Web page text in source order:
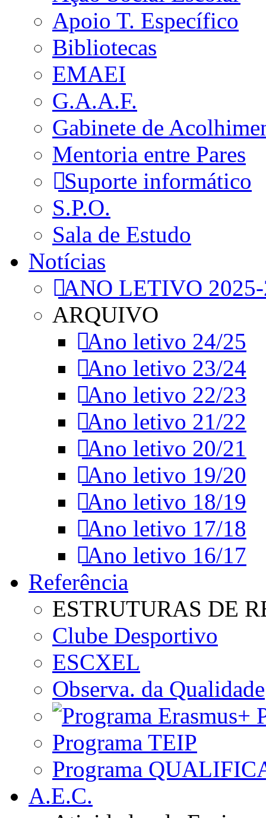
Apoio T. Específico
Bibliotecas
EMAEI
G.A.A.F.
Gabinete de
Mentoria entre Pares
Suporte informático
S.P.O.
Sala de Estudo
Notícias
ANO LETIVO
ARQUIVO
Ano letivo 24/25
Ano letivo 23/24
Ano letivo 22/23
Ano letivo 21/22
Ano letivo 20/21
Ano letivo 19/20
Ano letivo 18/19
Ano letivo 17/18
Ano letivo 16/17
Referência
ESTRUTURAS DE
Clube Desportivo
ESCXEL
Observa. da Qualidade
Programa TEIP
Programa
A.E.C.